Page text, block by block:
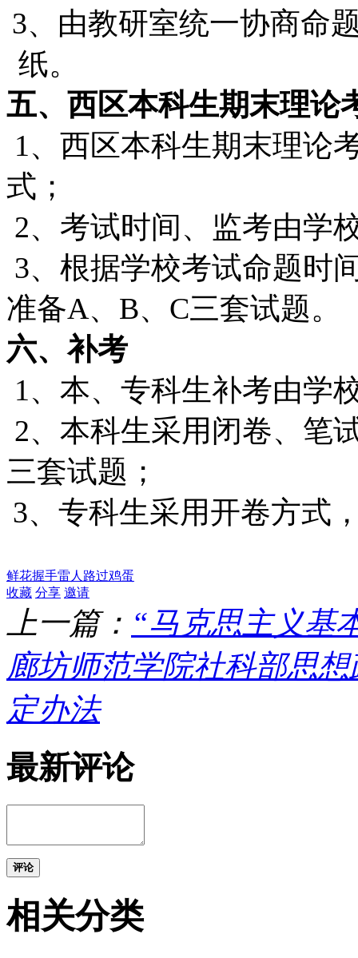
3、由教研室统一协商命
纸。
五、西区本科生期末理论
1、西区本科生期末理论
式；
2、考试时间、监考由学
3、根据学校考试命题时
准备A、 B、 C三套试题。
六、补考
1、本、专科生补考由学
2、本科生采用闭卷、笔
三套试题；
3、专科生采用开卷方式
鲜花握手雷人 路过鸡蛋
收藏 分享 邀请
上一篇： “马克思主义基
廊坊师范学院社科部思
定办法
最新评论
评论
相关分类